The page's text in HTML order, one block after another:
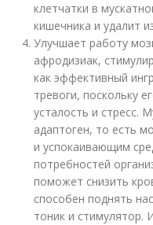
клетчатки в
кишечника и удалит
Улучшает работу
афродизиак,
как эффективный
тревоги, поскольку
усталость и стресс.
адаптоген, то есть
и успокаивающим
потребностей
поможет снизить
способен поднять
тоник и стимулятор.